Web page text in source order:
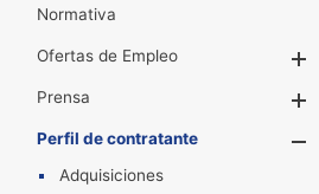
Normativa
Ofertas de Empleo
Prensa
Perfil de contratante
Adquisiciones